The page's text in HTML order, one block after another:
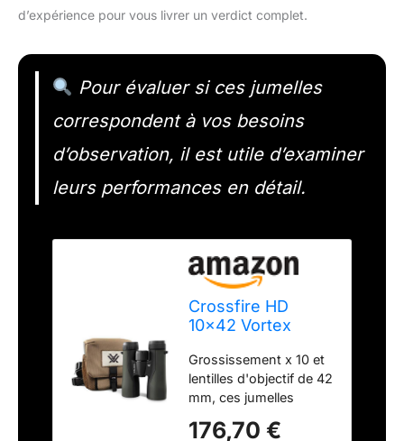
d’expérience pour vous livrer un verdict complet.
Pour évaluer si ces jumelles
correspondent à vos besoins
d’observation, il est utile d’examiner
leurs performances en détail.
Crossfire HD
10x42 Vortex
Grossissement x 10 et
lentilles d'objectif de 42
mm, ces jumelles
optimisées avec
176,70 €